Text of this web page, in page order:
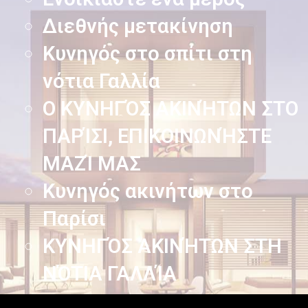
Διεθνής μετακίνηση
Κυνηγός στο σπίτι στη
νότια Γαλλία
Ο ΚΥΝΗΓΌΣ ΑΚΙΝΉΤΩΝ ΣΤΟ
ΠΑΡΊΣΙ, ΕΠΙΚΟΙΝΩΝΉΣΤΕ
ΜΑΖΊ ΜΑΣ
Κυνηγός ακινήτων στο
Παρίσι
ΚΥΝΗΓΌΣ ΑΚΙΝΉΤΩΝ ΣΤΗ
ΝΌΤΙΑ ΓΑΛΛΊΑ